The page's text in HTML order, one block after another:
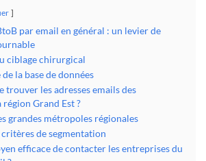
par email en général : un levier de
ciblage chirurgical
la base de données
trouver les adresses emails des
Grand Est ?
grandes métropoles régionales
critères de segmentation
efficace de contacter les entreprises du